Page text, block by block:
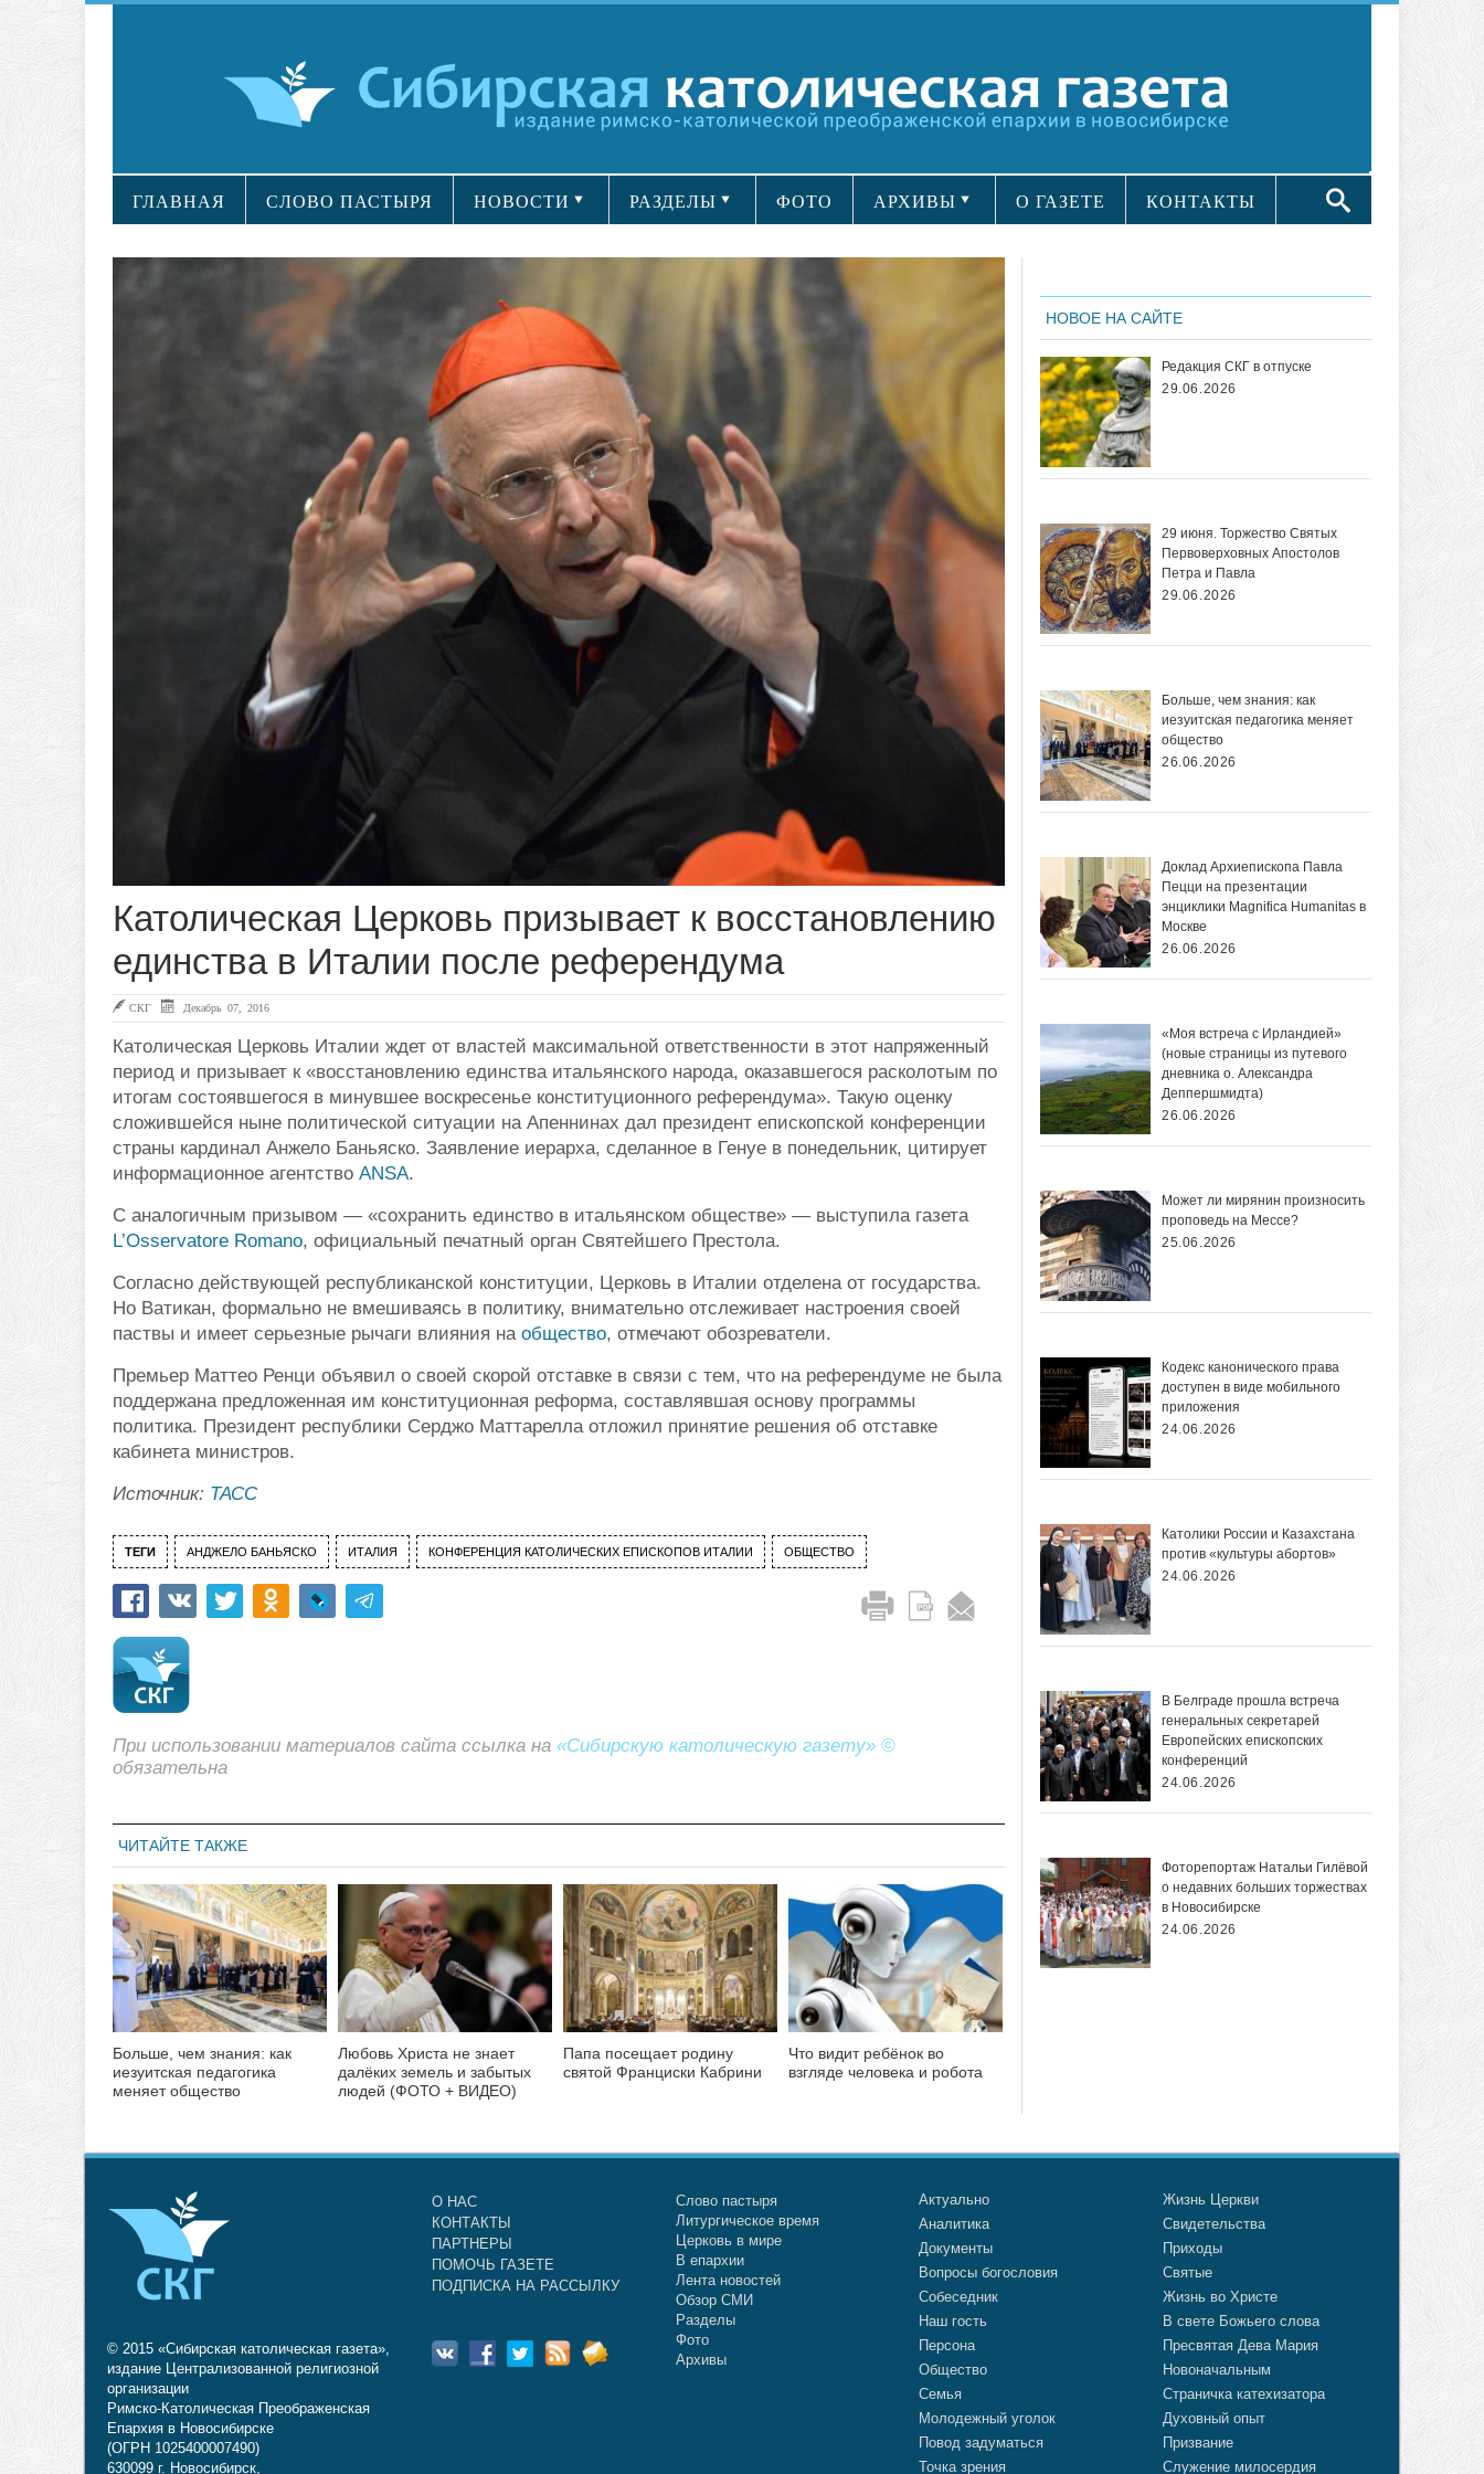
ГЛАВНАЯ СЛОВО ПАСТЫРЯ НОВОСТИ РАЗДЕЛЫ ФОТО АРХИВЫ О ГАЗЕТЕ КОНТАКТЫ
Католическая Церковь призывает к восстановлению
единства в Италии после референдума
СКГ Декабрь 07, 2016
Католическая Церковь Италии ждет от властей максимальной ответственности в этот напряженный
период и призывает к «восстановлению единства итальянского народа, оказавшегося расколотым по
итогам состоявшегося в минувшее воскресенье конституционного референдума». Такую оценку
сложившейся ныне политической ситуации на Апеннинах дал президент епископской конференции
страны кардинал Анжело Баньяско. Заявление иерарха, сделанное в Генуе в понедельник, цитирует
информационное агентство ANSA.
С аналогичным призывом — «сохранить единство в итальянском обществе» — выступила газета
L’Osservatore Romano, официальный печатный орган Святейшего Престола.
Согласно действующей республиканской конституции, Церковь в Италии отделена от государства.
Но Ватикан, формально не вмешиваясь в политику, внимательно отслеживает настроения своей
паствы и имеет серьезные рычаги влияния на общество, отмечают обозреватели.
Премьер Маттео Ренци объявил о своей скорой отставке в связи с тем, что на референдуме не была
поддержана предложенная им конституционная реформа, составлявшая основу программы
политика. Президент республики Серджо Маттарелла отложил принятие решения об отставке
кабинета министров.
Источник: ТАСС
ТЕГИ АНДЖЕЛО БАНЬЯСКО ИТАЛИЯ КОНФЕРЕНЦИЯ КАТОЛИЧЕСКИХ ЕПИСКОПОВ ИТАЛИИ ОБЩЕСТВО
При использовании материалов сайта ссылка на «Сибирскую католическую газету» ©
обязательна
ЧИТАЙТЕ ТАКЖЕ
Больше, чем знания: как
иезуитская педагогика
меняет общество
Любовь Христа не знает
далёких земель и забытых
людей (ФОТО + ВИДЕО)
Папа посещает родину
святой Франциски Кабрини
Что видит ребёнок во
взгляде человека и робота
НОВОЕ НА САЙТЕ
Редакция СКГ в отпуске
29.06.2026
29 июня. Торжество Святых
Первоверховных Апостолов
Петра и Павла
29.06.2026
Больше, чем знания: как
иезуитская педагогика меняет
общество
26.06.2026
Доклад Архиепископа Павла
Пецци на презентации
энциклики Magnifica Нumanitas в
Москве
26.06.2026
«Моя встреча с Ирландией»
(новые страницы из путевого
дневника о. Александра
Деппершмидта)
26.06.2026
Может ли мирянин произносить
проповедь на Мессе?
25.06.2026
Кодекс канонического права
доступен в виде мобильного
приложения
24.06.2026
Католики России и Казахстана
против «культуры абортов»
24.06.2026
В Белграде прошла встреча
генеральных секретарей
Европейских епископских
конференций
24.06.2026
Фоторепортаж Натальи Гилёвой
о недавних больших торжествах
в Новосибирске
24.06.2026
© 2015 «Сибирская католическая газета»,
издание Централизованной религиозной
организации
Римско-Католическая Преображенская
Епархия в Новосибирске
(ОГРН 1025400007490)
630099 г. Новосибирск,
О НАС
КОНТАКТЫ
ПАРТНЕРЫ
ПОМОЧЬ ГАЗЕТЕ
ПОДПИСКА НА РАССЫЛКУ
Слово пастыря
Литургическое время
Церковь в мире
В епархии
Лента новостей
Обзор СМИ
Разделы
Фото
Архивы
Актуально
Аналитика
Документы
Вопросы богословия
Собеседник
Наш гость
Персона
Общество
Семья
Молодежный уголок
Повод задуматься
Точка зрения
Жизнь Церкви
Свидетельства
Приходы
Святые
Жизнь во Христе
В свете Божьего слова
Пресвятая Дева Мария
Новоначальным
Страничка катехизатора
Духовный опыт
Призвание
Служение милосердия